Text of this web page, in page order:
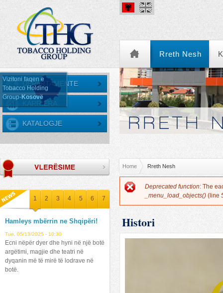
Vizitoni faqen e
Tobacco Holding
Group-Kosovë
Rreth Nesh
DEPARTAMENTE
KARRIERA
KARRIERA
KATALOGJE
You are here
Home Rreth Nesh
Error message
Deprecated function: The
_menu_load_objects() (line
Histori
1 2 3 4 5 6 7
Hamleys mbërrin ne Shqipëri!
Tue, 05/13/2025 - 10:30
Ecni nëpër dyer dhe hyni në një botë
argëtimi, magjie dhe teatri në
dyqanin më të mirë të lodrave në
botë.